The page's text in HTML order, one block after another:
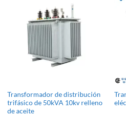
Transformador de distribución
trifásico de 50kVA 10kv relleno
de aceite